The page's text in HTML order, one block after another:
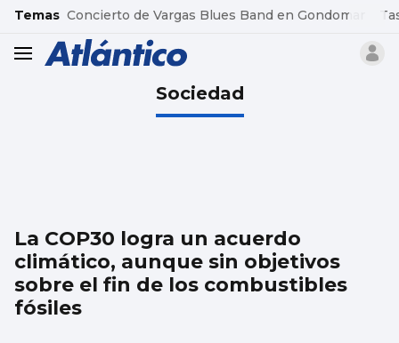
common.go-to-content
Temas Concierto de Vargas Blues Band en Gondomar
header.menu.open
Sociedad
La COP30 logra un acuerdo
climático, aunque sin objetivos
sobre el fin de los combustibles
fósiles